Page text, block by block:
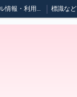
スクール情報・利用規約 標識など